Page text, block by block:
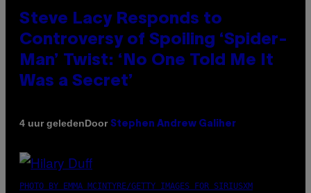
Steve Lacy Responds to
Controversy of Spoiling ‘Spider-
Man’ Twist: ‘No One Told Me It
Was a Secret’
4 uur geledenDoor Stephen Andrew Galiher
PHOTO BY EMMA MCINTYRE/GETTY IMAGES FOR SIRIUSXM